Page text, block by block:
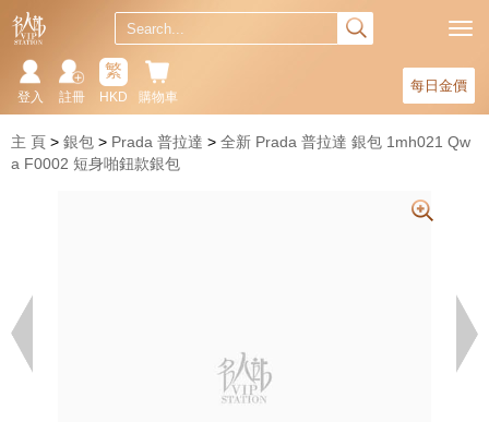
每日金價
購物車
繁
HKD
註冊
登入
主 頁 銀包 Prada 普拉達
全新 Prada 普拉達 銀包 1mh021 Qw
a F0002 短身啪鈕款銀包